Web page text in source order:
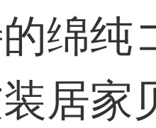
绵纯
居家